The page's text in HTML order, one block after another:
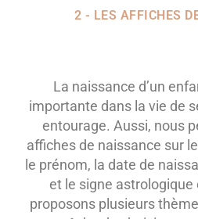
2 - LES AFFICHES
La naissance d’un
importante dans la vie de
entourage. Aussi, nous
affiches de naissance sur
le prénom, la date de
et le signe astrologique
proposons plusieurs